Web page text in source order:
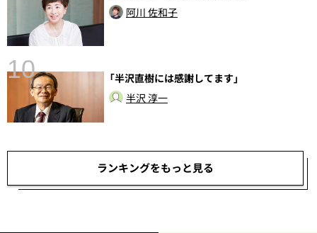
阿川 佐和子
10
「半沢直樹には感謝してます」
半沢 淳一
ランキングをもっと見る